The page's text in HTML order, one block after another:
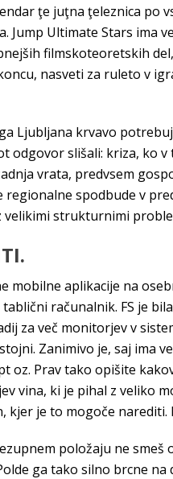
ţe juţna ţeleznica po
Jump Ultimate Stars ima
filmskoteoretskih
nasveti za ruleto v
Ljubljana krvavo
odgovor slišali: kriza, ko
vrata, predvsem
spodbude v
velikimi strukturnimi
mobilne aplikacije na
računalnik. FS je
za več monitorjev v
Zanimivo je, saj ima
oz. Prav tako opišite
vina, ki je pihal z veliko
je to mogoče
položaju ne
ga tako silno brcne